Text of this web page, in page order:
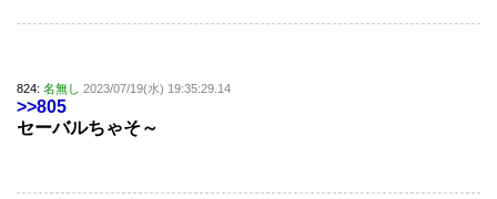
824: 名無し 2023/07/19(水) 19:35:29.14
>>805
セーバルちゃそ～